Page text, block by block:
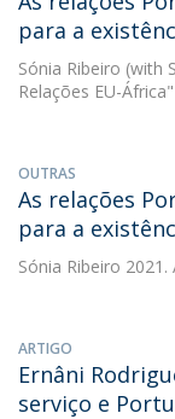
para a
Sónia Ribeiro (with
Relações EU-África"
OUTRAS
As relações
para a
Sónia Ribeiro 2021.
ARTIGO
Ernâni
serviço e